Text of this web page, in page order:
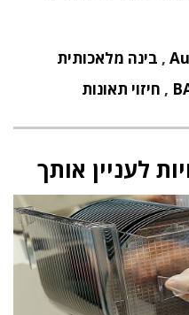
, בינה מלאכותית
, חיזוי תאונות
לעניין אותך